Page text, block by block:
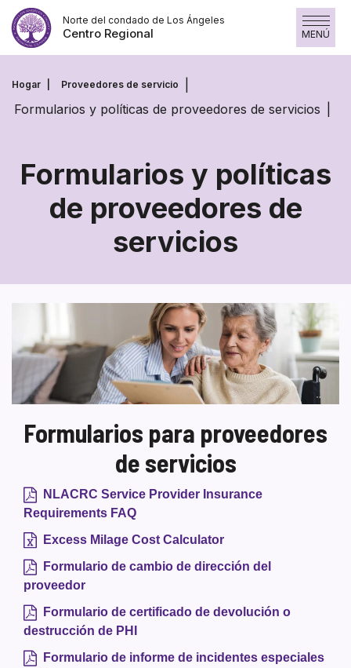
Saltar
contenido
Norte del condado de Los Ángeles
Centro Regional MENÚ
Hogar Proveedores de servicio
Formularios y políticas de proveedores de servicios
Formularios y políticas
de proveedores de
servicios
Formularios
y
políticas
de
proveedores
de
servicios
Formularios para proveedores
de servicios
NLACRC Service Provider Insurance
Requirements FAQ
Excess Milage Cost Calculator
Formulario de cambio de dirección del
proveedor
Formulario de certificado de devolución o
destrucción de PHI
Formulario de informe de incidentes especiales